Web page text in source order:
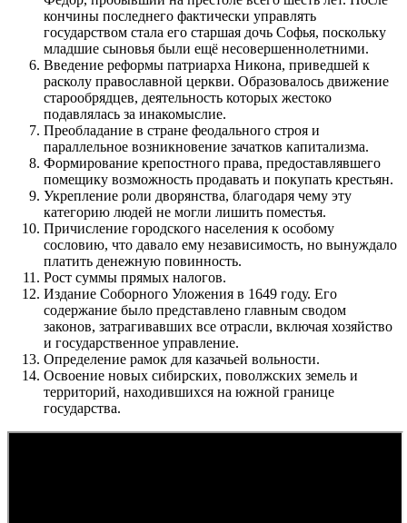
кончины последнего фактически управлять
государством стала его старшая дочь Софья, поскольку
младшие сыновья были ещё несовершеннолетними.
Введение реформы патриарха Никона, приведшей к
расколу православной церкви. Образовалось движение
старообрядцев, деятельность которых жестоко
подавлялась за инакомыслие.
Преобладание в стране феодального строя и
параллельное возникновение зачатков капитализма.
Формирование крепостного права, предоставлявшего
помещику возможность продавать и покупать крестьян.
Укрепление роли дворянства, благодаря чему эту
категорию людей не могли лишить поместья.
Причисление городского населения к особому
сословию, что давало ему независимость, но вынуждало
платить денежную повинность.
Рост суммы прямых налогов.
Издание Соборного Уложения в 1649 году. Его
содержание было представлено главным сводом
законов, затрагивавших все отрасли, включая хозяйство
и государственное управление.
Определение рамок для казачьей вольности.
Освоение новых сибирских, поволжских земель и
территорий, находившихся на южной границе
государства.